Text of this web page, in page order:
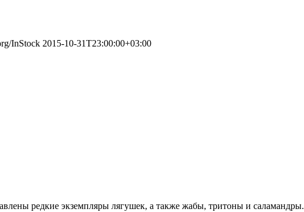
InStock 2015-10-31T23:00:00+03:00
редкие экземпляры лягушек, а также жабы, тритоны и саламандры.